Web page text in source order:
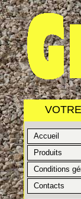
Accueil
Produits
Conditions
Contacts